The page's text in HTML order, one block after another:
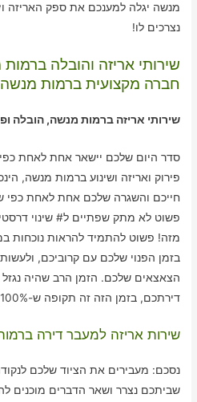
נצרכים לו!
שירותי אריזה והובלה
חברה מקצועית ברמות מנשה
שירותי אריזה ברמות מנשה, הובלה
סדר היום שלכם יישאר אחת לאחת
פירוק ואריזה ושינוע ברמות מנשה,
חייכם והשגרה שלכם אחת לאחת כפי
פשוט לא מתק שפתיים ל# שינוי
מזה! פשוט להתמיד להראות נוכחות
בזמן הפנוי שלכם עם קרוביכם,
הצאצאים שלכם. הזמן הרב שהיה
דירתכם, בזמן הזה זה תקופה ש-100% ממנו ברשותכם.
שירות אריזה למעבר דירה
נסכם: מעבירים את הציוד שלכם
שביתכם נצרר ושאר הדברים מוכנים